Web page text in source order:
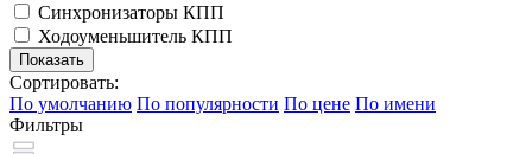
Синхронизаторы КПП
Ходоуменьшитель КПП
Сортировать:
По умолчанию По популярности По цене По имени
Фильтры